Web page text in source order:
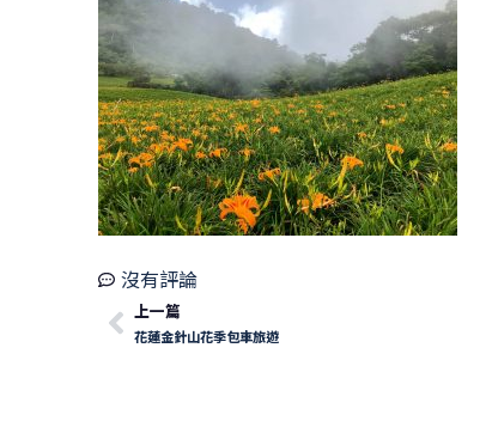
沒有評論
上一篇
花蓮金針山花季包車旅遊